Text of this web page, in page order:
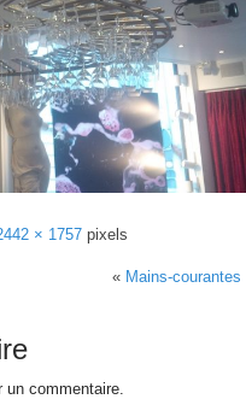
× 1757pixels
« Mains-courantes
commentaire.